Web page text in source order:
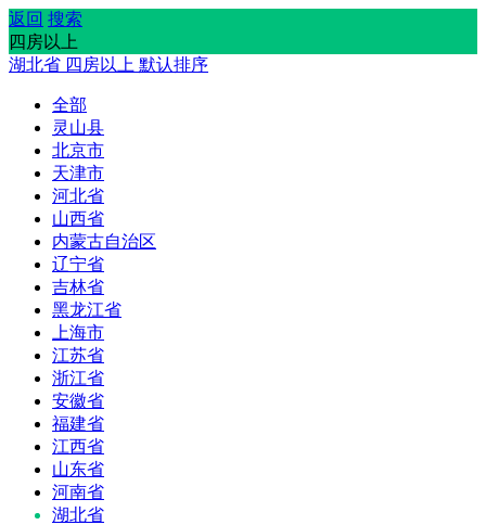
返回 搜索
四房以上
湖北省 四房以上 默认排序
全部
灵山县
北京市
天津市
河北省
山西省
内蒙古自治区
辽宁省
吉林省
黑龙江省
上海市
江苏省
浙江省
安徽省
福建省
江西省
山东省
河南省
湖北省